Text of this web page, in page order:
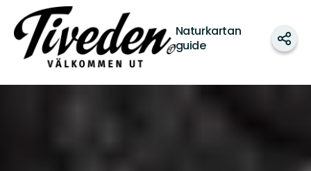
Naturkartan
guide
Dela